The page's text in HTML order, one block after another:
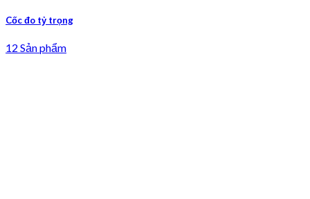
Cốc đo tỷ trọng
12 Sản phẩm